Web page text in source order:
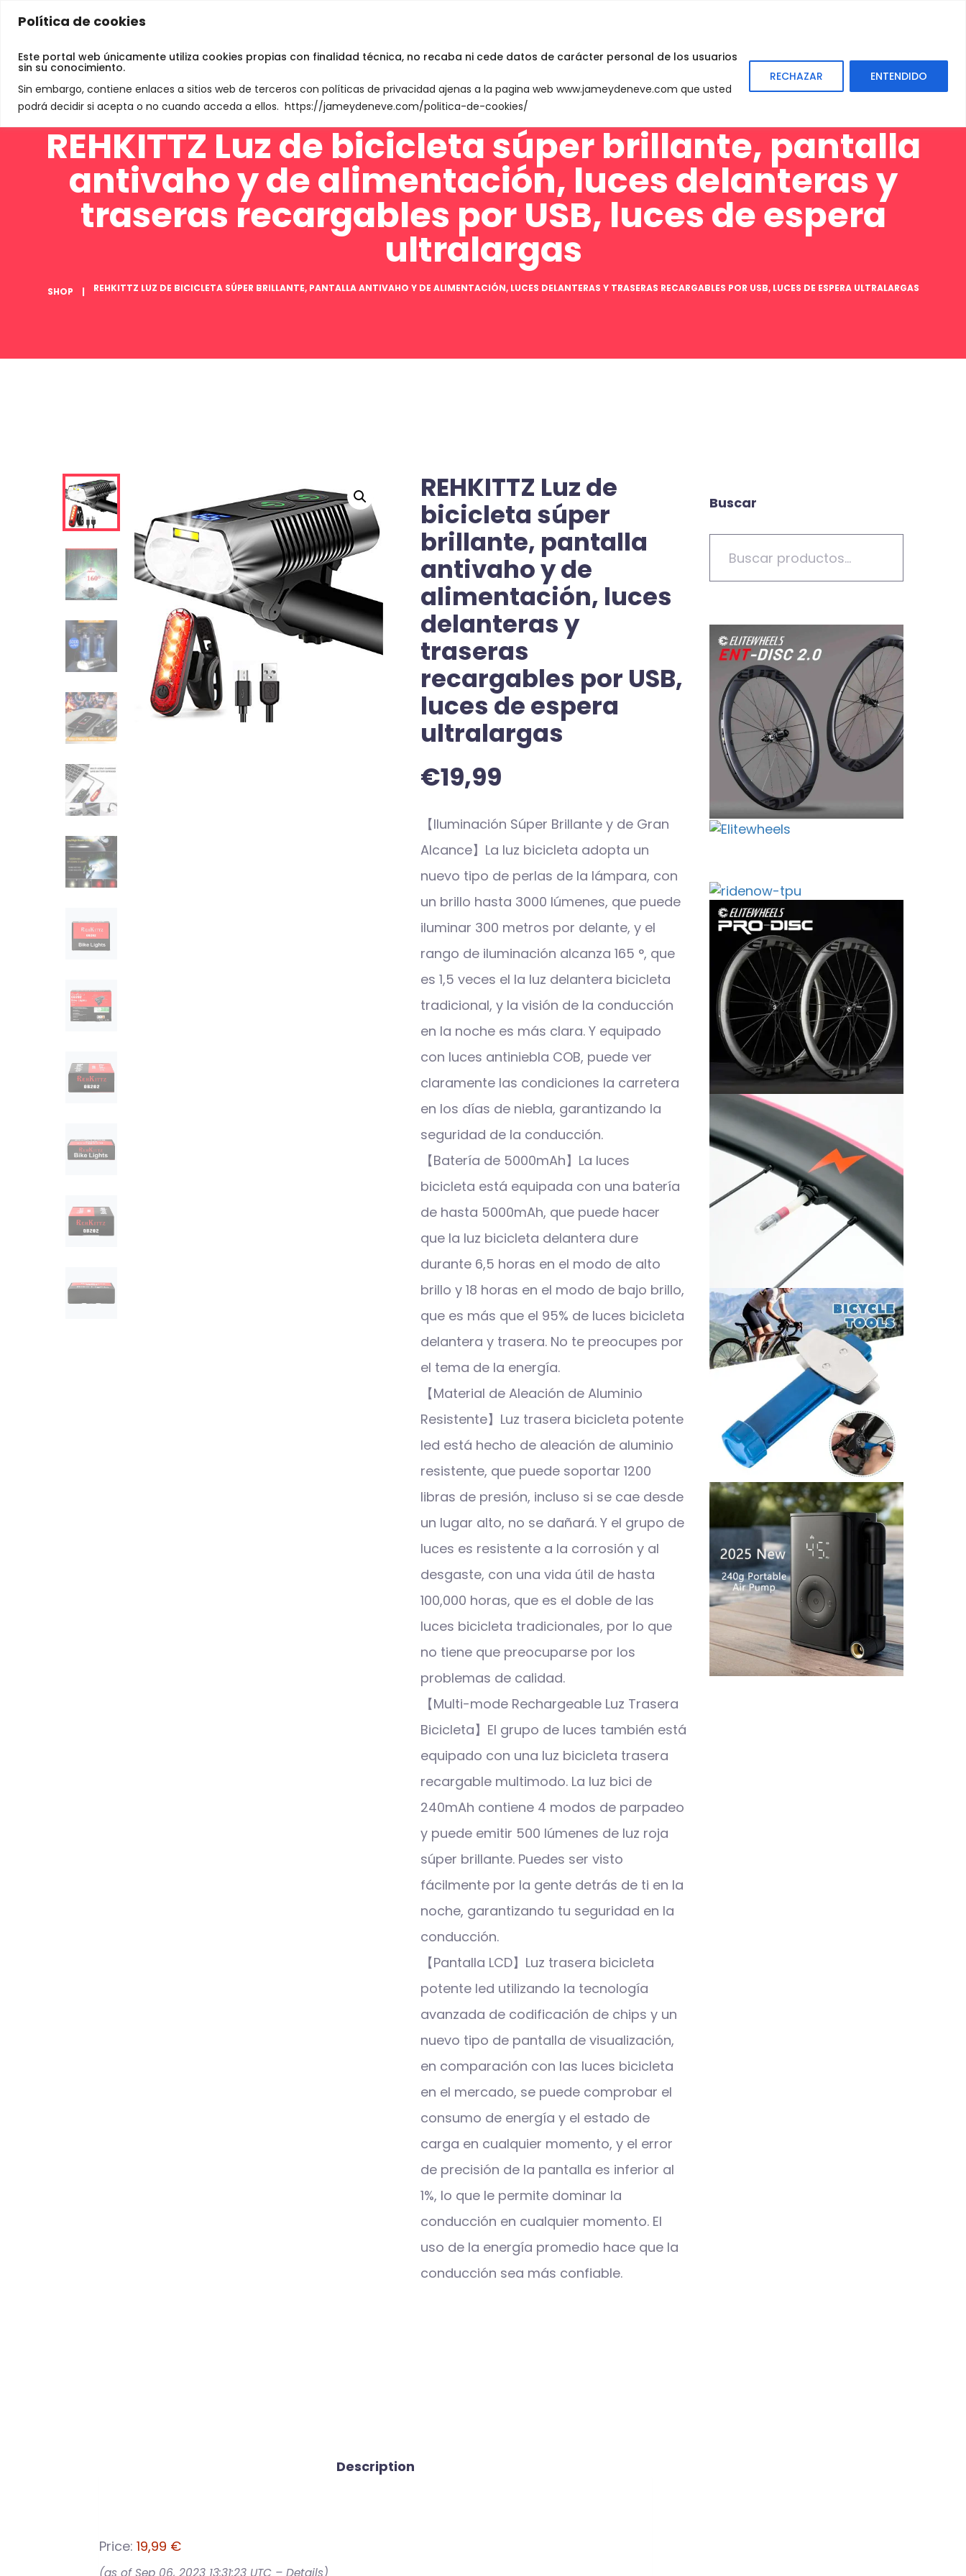
Política de cookies
Este portal web únicamente utiliza cookies propias con finalidad técnica, no recaba ni cede datos de carácter personal de los usuarios
sin su conocimiento.
Sin embargo, contiene enlaces a sitios web de terceros con políticas de privacidad ajenas a la pagina web www.jameydeneve.com que usted
podrá decidir si acepta o no cuando acceda a ellos. https://jameydeneve.com/politica-de-cookies/
RECHAZAR ENTENDIDO
REHKITTZ Luz de bicicleta súper brillante, pantalla
antivaho y de alimentación, luces delanteras y
traseras recargables por USB, luces de espera
ultralargas
SHOP REHKITTZ LUZ DE BICICLETA SÚPER BRILLANTE, PANTALLA ANTIVAHO Y DE ALIMENTACIÓN, LUCES DELANTERAS Y TRASERAS RECARGABLES POR USB, LUCES DE ESPERA ULTRALARGAS
REHKITTZ Luz de
bicicleta súper
brillante, pantalla
antivaho y de
alimentación, luces
delanteras y
traseras
recargables por USB,
luces de espera
ultralargas
€19,99
【Iluminación Súper Brillante y de Gran
Alcance】La luz bicicleta adopta un
nuevo tipo de perlas de la lámpara, con
un brillo hasta 3000 lúmenes, que puede
iluminar 300 metros por delante, y el
rango de iluminación alcanza 165 °, que
es 1,5 veces el la luz delantera bicicleta
tradicional, y la visión de la conducción
en la noche es más clara. Y equipado
con luces antiniebla COB, puede ver
claramente las condiciones la carretera
en los días de niebla, garantizando la
seguridad de la conducción.
【Batería de 5000mAh】La luces
bicicleta está equipada con una batería
de hasta 5000mAh, que puede hacer
que la luz bicicleta delantera dure
durante 6,5 horas en el modo de alto
brillo y 18 horas en el modo de bajo brillo,
que es más que el 95% de luces bicicleta
delantera y trasera. No te preocupes por
el tema de la energía.
【Material de Aleación de Aluminio
Resistente】Luz trasera bicicleta potente
led está hecho de aleación de aluminio
resistente, que puede soportar 1200
libras de presión, incluso si se cae desde
un lugar alto, no se dañará. Y el grupo de
luces es resistente a la corrosión y al
desgaste, con una vida útil de hasta
100,000 horas, que es el doble de las
luces bicicleta tradicionales, por lo que
no tiene que preocuparse por los
problemas de calidad.
【Multi-mode Rechargeable Luz Trasera
Bicicleta】El grupo de luces también está
equipado con una luz bicicleta trasera
recargable multimodo. La luz bici de
240mAh contiene 4 modos de parpadeo
y puede emitir 500 lúmenes de luz roja
súper brillante. Puedes ser visto
fácilmente por la gente detrás de ti en la
noche, garantizando tu seguridad en la
conducción.
【Pantalla LCD】Luz trasera bicicleta
potente led utilizando la tecnología
avanzada de codificación de chips y un
nuevo tipo de pantalla de visualización,
en comparación con las luces bicicleta
en el mercado, se puede comprobar el
consumo de energía y el estado de
carga en cualquier momento, y el error
de precisión de la pantalla es inferior al
1%, lo que le permite dominar la
conducción en cualquier momento. El
uso de la energía promedio hace que la
conducción sea más confiable.
Description
Price: 19,99 €
(as of Sep 06, 2023 13:31:23 UTC – Details)
Buscar